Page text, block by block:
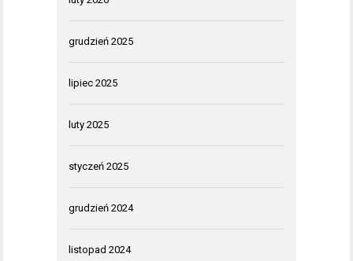
grudzień 2025
lipiec 2025
luty 2025
styczeń 2025
grudzień 2024
listopad 2024